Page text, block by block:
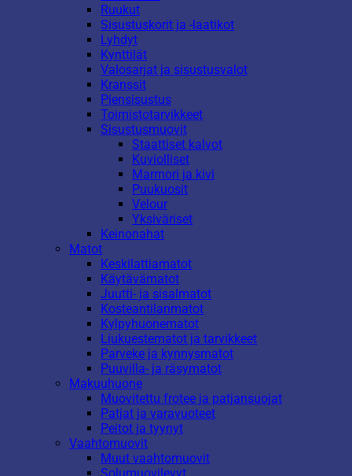
Ruukut
Sisustuskorit ja -laatikot
Lyhdyt
Kynttilät
Valosarjat ja sisustusvalot
Kranssit
Piensisustus
Toimistotarvikkeet
Sisustusmuovit
Staattiset kalvot
Kuviolliset
Marmori ja kivi
Puukuosit
Velour
Yksiväriset
Keinonahat
Matot
Keskilattiamatot
Käytävämatot
Juutti- ja sisalmatot
Kosteantilanmatot
Kylpyhuonematot
Liukuestematot ja tarvikkeet
Parveke ja kynnysmatot
Puuvilla- ja räsymatot
Makuuhuone
Muovitettu frotee ja patjansuojat
Patjat ja varavuoteet
Peitot ja tyynyt
Vaahtomuovit
Muut vaahtomuovit